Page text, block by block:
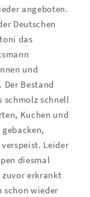
angeboten.
Deutschen
das
und
Bestand
schmolz schnell
Kuchen und
Leider
diesmal
erkrankt
schon wieder